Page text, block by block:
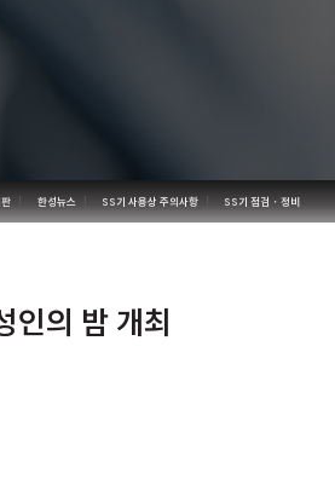
한성뉴스 SS기 사용상 주의사항 SS기 점검・정비
인의 밤 개최